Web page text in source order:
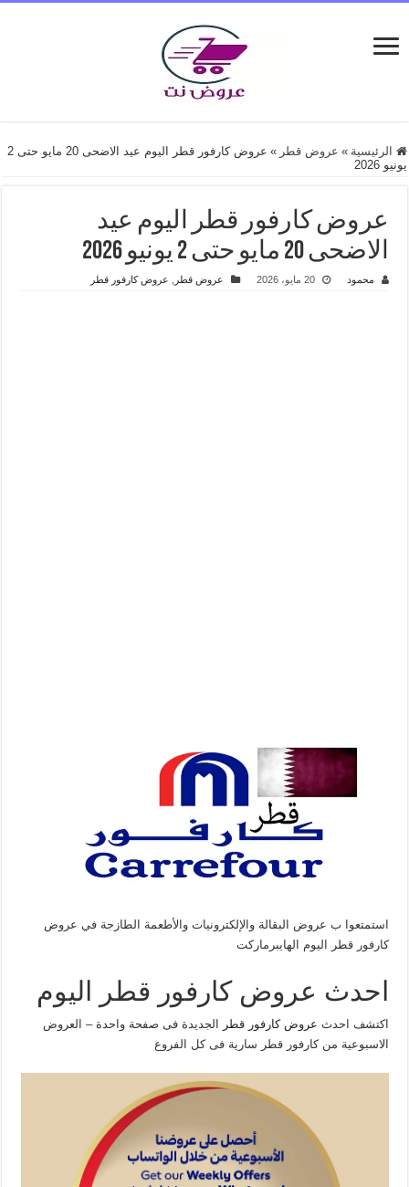
الرئيسية » عروض قطر »
عروض كارفور قطر اليوم عيد الاضحى 20 مايو حتى 2
يونيو 2026
عروض كارفور قطر اليوم عيد
الاضحى 20 مايو حتى 2 يونيو 2026
محمود 20 مايو، 2026 عروض قطر عروض كارفور قطر
استمتعوا ب عروض البقالة والإلكترونيات والأطعمة الطازجة في عروض
كارفور قطر اليوم الهايبرماركت
احدث عروض كارفور قطر اليوم
اكتشف احدث عروض كارفور قطر الجديدة فى صفحة واحدة – العروض
الاسبوعية من كارفور قطر سارية فى كل الفروع